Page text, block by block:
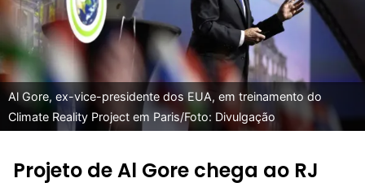
Al Gore, ex-vice-presidente dos EUA, em treinamento do
Climate Reality Project em Paris/Foto: Divulgação
Projeto de Al Gore chega ao RJ